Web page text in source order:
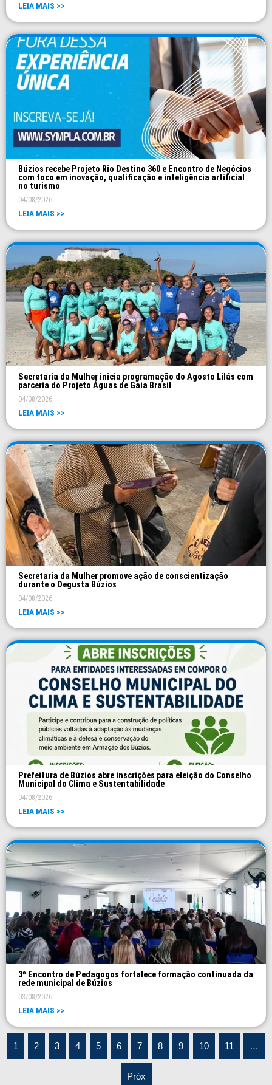
LEIA MAIS >>
Búzios recebe Projeto Rio Destino 360 e Encontro de Negócios
com foco em inovação, qualificação e inteligência artificial
no turismo
04/08/2026
LEIA MAIS >>
Secretaria da Mulher inicia programação do Agosto Lilás com
parceria do Projeto Águas de Gaia Brasil
04/08/2026
LEIA MAIS >>
Secretaria da Mulher promove ação de conscientização
durante o Degusta Búzios
04/08/2026
LEIA MAIS >>
Prefeitura de Búzios abre inscrições para eleição do Conselho
Municipal do Clima e Sustentabilidade
04/08/2026
LEIA MAIS >>
3º Encontro de Pedagogos fortalece formação continuada da
rede municipal de Búzios
03/08/2026
LEIA MAIS >>
1 2 3 4 5 6 7 8 9 10 11 …
Próx